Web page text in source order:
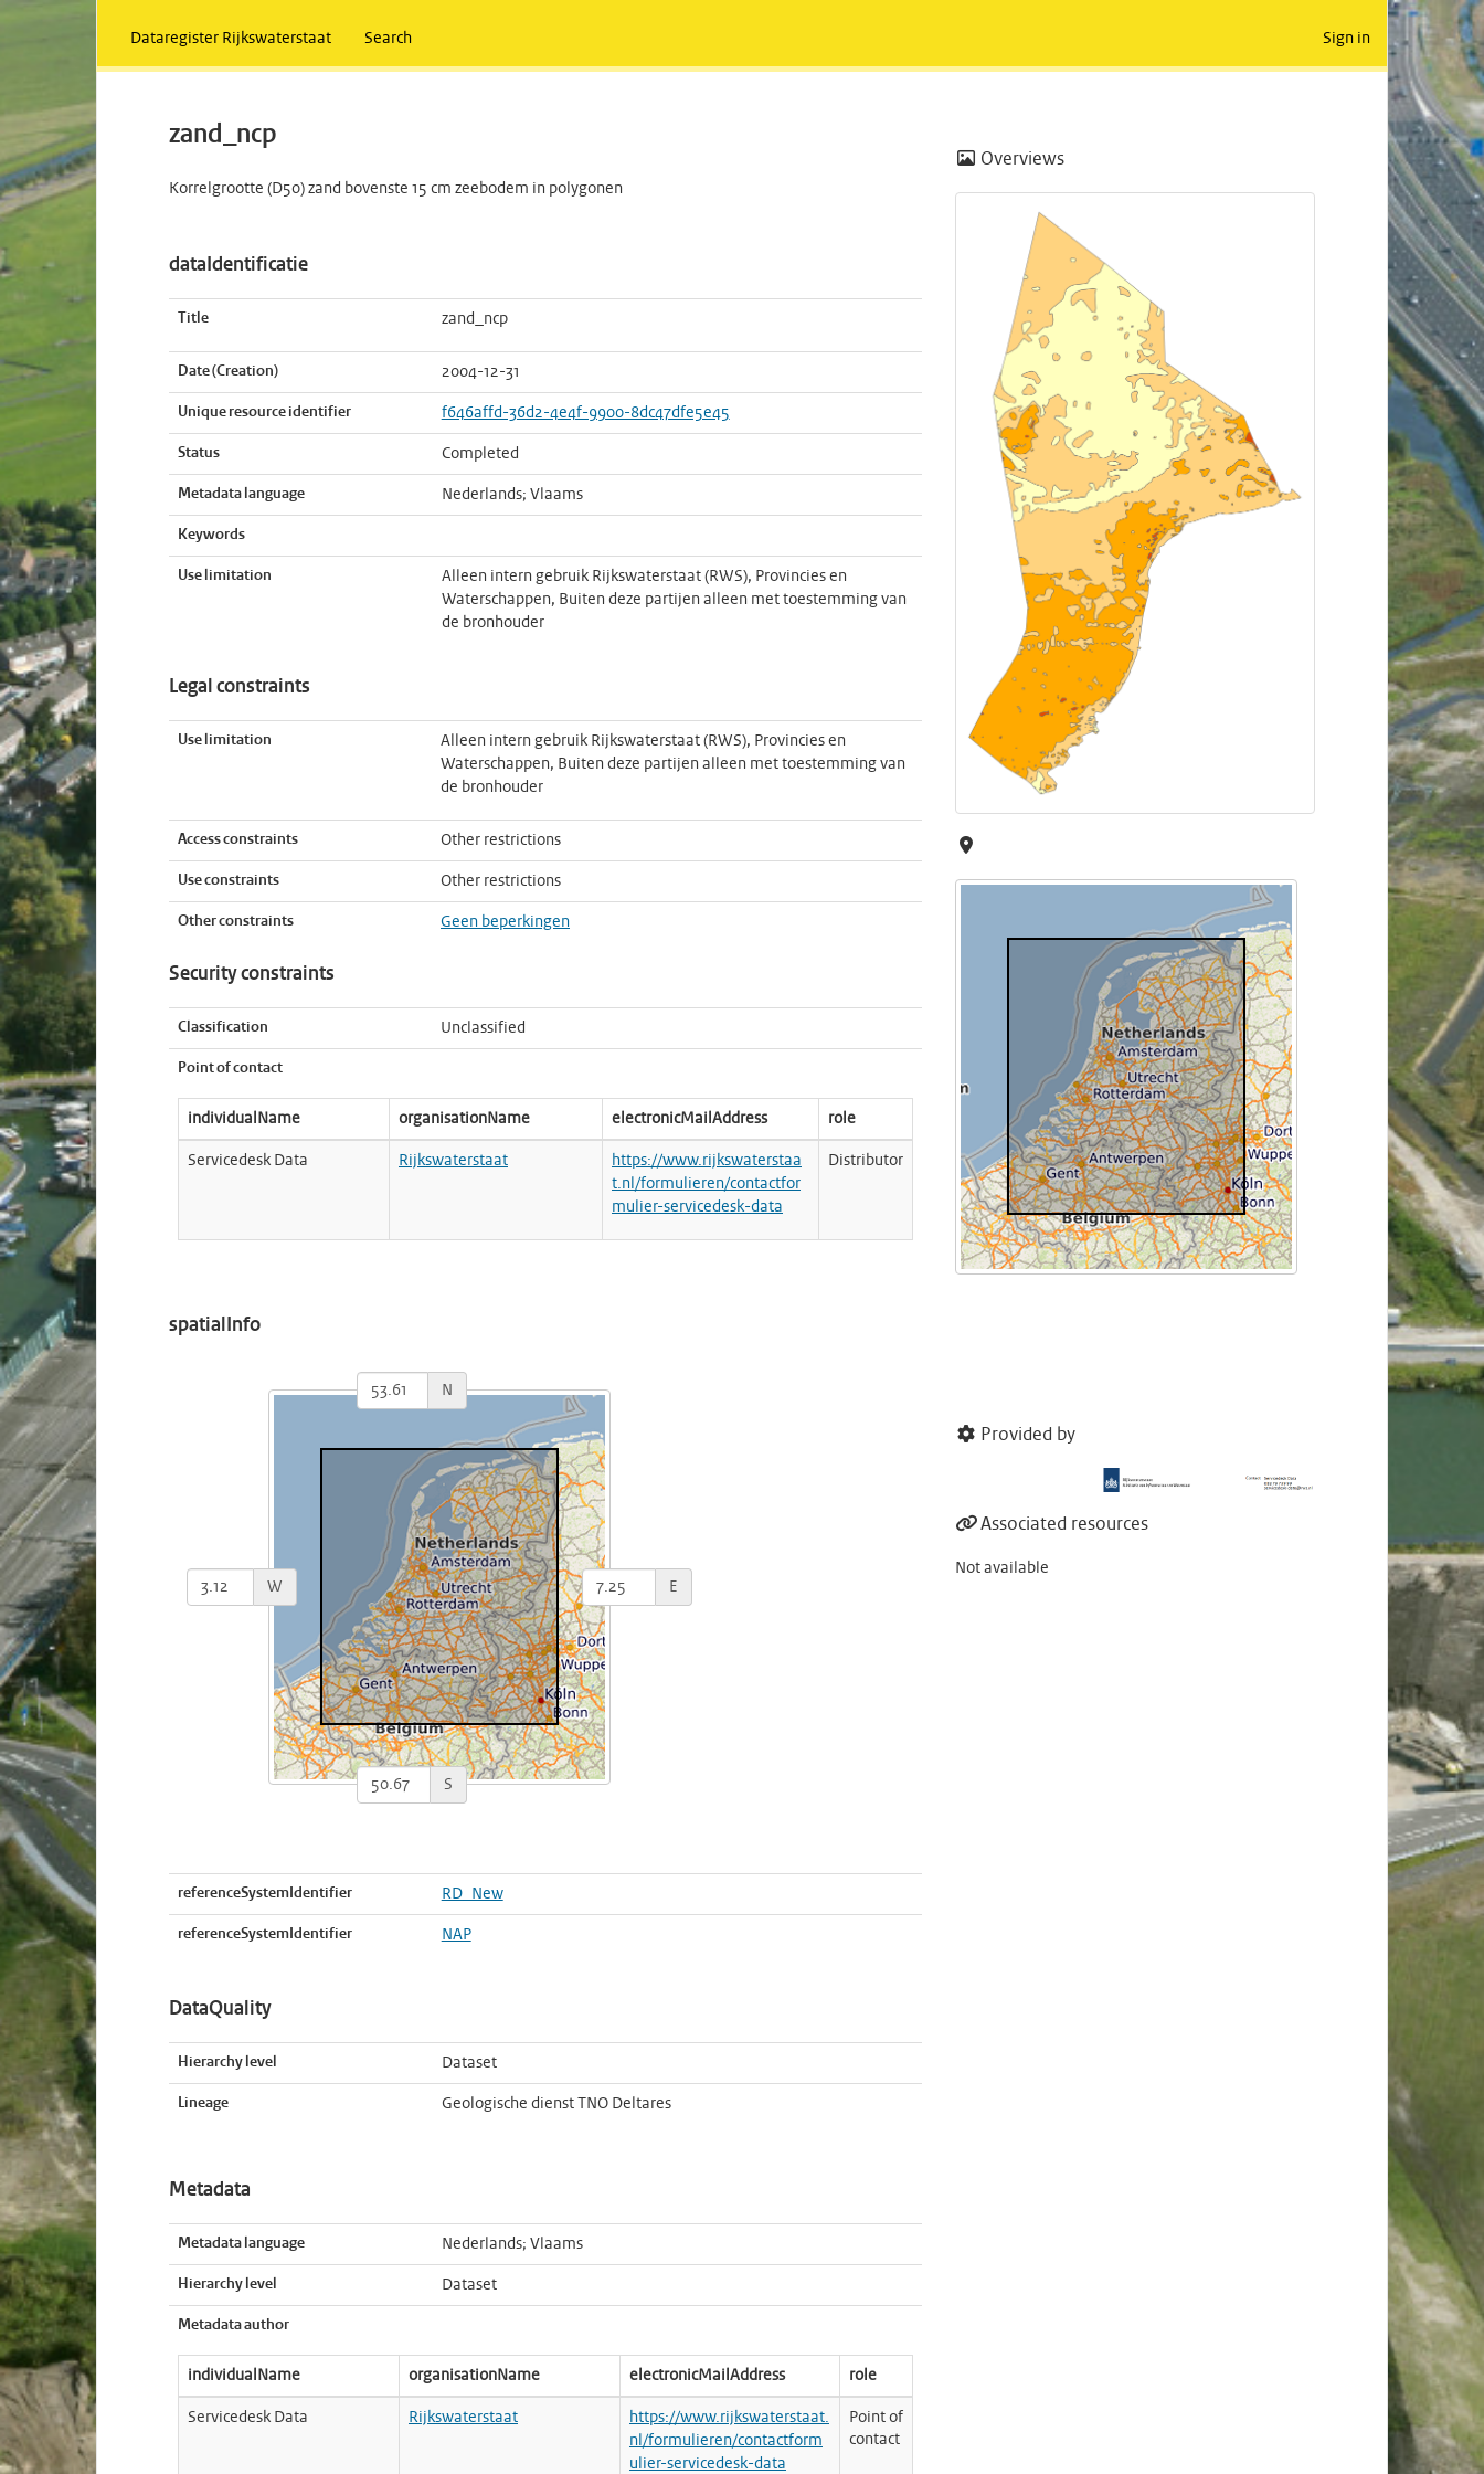
Dataregister Rijkswaterstaat Search Sign in
zand_ncp
Korrelgrootte (D50) zand bovenste 15 cm zeebodem in polygonen
dataIdentificatie
Title zand_ncp
Date (Creation) 2004-12-31
Unique resource identifier f646affd-36d2-4e4f-9900-8dc47dfe5e45
Status Completed
Metadata language Nederlands; Vlaams
Keywords
Use limitation
Alleen intern gebruik Rijkswaterstaat (RWS), Provincies en
Waterschappen, Buiten deze partijen alleen met toestemming van
de bronhouder
Legal constraints
Use limitation
Alleen intern gebruik Rijkswaterstaat (RWS), Provincies en
Waterschappen, Buiten deze partijen alleen met toestemming van
de bronhouder
Access constraints Other restrictions
Use constraints Other restrictions
Other constraints Geen beperkingen
Security constraints
Classification Unclassified
Point of contact
individualName organisationName electronicMailAddress role
Servicedesk Data Rijkswaterstaat
https://www.rijkswaterstaa
t.nl/formulieren/contactfor
mulier-servicedesk-data
Distributor
spatialInfo
N
S
E
W
referenceSystemIdentifier RD_New
referenceSystemIdentifier NAP
DataQuality
Hierarchy level Dataset
Lineage Geologische dienst TNO Deltares
Metadata
Metadata language Nederlands; Vlaams
Hierarchy level Dataset
Metadata author
individualName organisationName electronicMailAddress role
Servicedesk Data Rijkswaterstaat
https://www.rijkswaterstaat.
nl/formulieren/contactform
ulier-servicedesk-data
Point of
contact
Overviews
Provided by
Associated resources
Not available